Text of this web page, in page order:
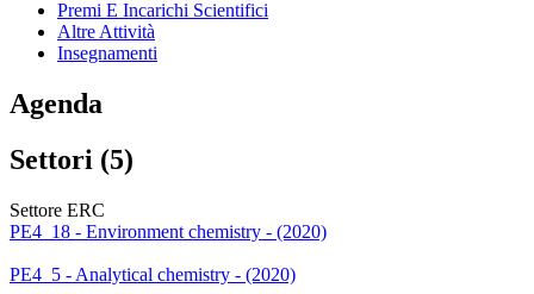
Premi E Incarichi Scientifici
Altre Attività
Insegnamenti
Agenda
Settori (5)
Settore ERC
PE4_18 - Environment chemistry - (2020)
PE4_5 - Analytical chemistry - (2020)